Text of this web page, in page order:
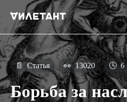
📄 Статья 👀 13020 🕓 6
Борьба за